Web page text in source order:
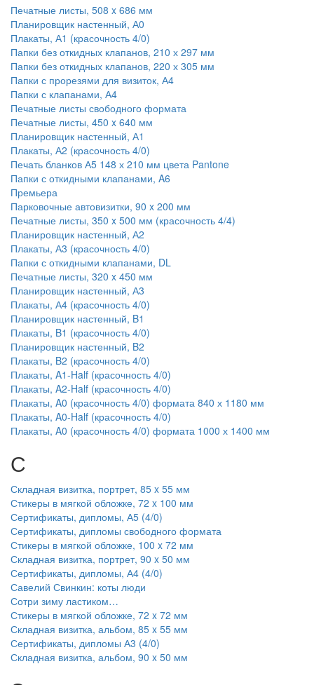
Печатные листы, 508 x 686 мм
Планировщик настенный, А0
Плакаты, А1 (красочность 4/0)
Папки без откидных клапанов, 210 х 297 мм
Папки без откидных клапанов, 220 х 305 мм
Папки с прорезями для визиток, А4
Папки с клапанами, А4
Печатные листы свободного формата
Печатные листы, 450 x 640 мм
Планировщик настенный, А1
Плакаты, А2 (красочность 4/0)
Печать бланков А5 148 х 210 мм цвета Pantone
Папки с откидными клапанами, A6
Премьера
Парковочные автовизитки, 90 x 200 мм
Печатные листы, 350 x 500 мм (красочность 4/4)
Планировщик настенный, А2
Плакаты, А3 (красочность 4/0)
Папки с откидными клапанами, DL
Печатные листы, 320 x 450 мм
Планировщик настенный, А3
Плакаты, А4 (красочность 4/0)
Планировщик настенный, B1
Плакаты, B1 (красочность 4/0)
Планировщик настенный, B2
Плакаты, B2 (красочность 4/0)
Плакаты, A1-Half (красочность 4/0)
Плакаты, A2-Half (красочность 4/0)
Плакаты, A0 (красочность 4/0) формата 840 х 1180 мм
Плакаты, A0-Half (красочность 4/0)
Плакаты, A0 (красочность 4/0) формата 1000 х 1400 мм
С
Складная визитка, портрет, 85 x 55 мм
Стикеры в мягкой обложке, 72 x 100 мм
Сертификаты, дипломы, А5 (4/0)
Сертификаты, дипломы свободного формата
Стикеры в мягкой обложке, 100 x 72 мм
Складная визитка, портрет, 90 x 50 мм
Сертификаты, дипломы, А4 (4/0)
Савелий Свинкин: коты люди
Сотри зиму ластиком…
Стикеры в мягкой обложке, 72 x 72 мм
Складная визитка, альбом, 85 x 55 мм
Сертификаты, дипломы А3 (4/0)
Складная визитка, альбом, 90 x 50 мм